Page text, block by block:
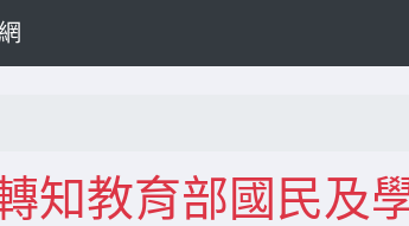
知教育部國民及